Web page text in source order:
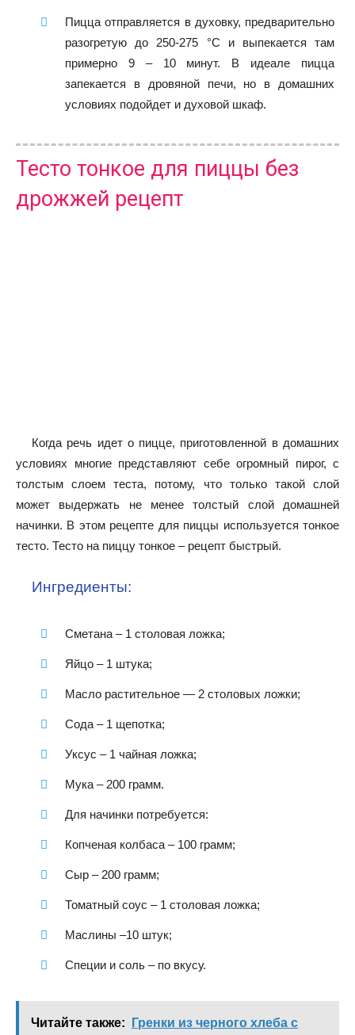
Пицца отправляется в духовку, предварительно
разогретую до 250-275 °C и выпекается там
примерно 9 – 10 минут. В идеале пицца
запекается в дровяной печи, но в домашних
условиях подойдет и духовой шкаф.
Тесто тонкое для пиццы без
дрожжей рецепт
Когда речь идет о пицце, приготовленной в домашних
условиях многие представляют себе огромный пирог, с
толстым слоем теста, потому, что только такой слой
может выдержать не менее толстый слой домашней
начинки. В этом рецепте для пиццы используется тонкое
тесто. Тесто на пиццу тонкое – рецепт быстрый.
Ингредиенты:
Сметана – 1 столовая ложка;
Яйцо – 1 штука;
Масло растительное — 2 столовых ложки;
Сода – 1 щепотка;
Уксус – 1 чайная ложка;
Мука – 200 грамм.
Для начинки потребуется:
Копченая колбаса – 100 грамм;
Сыр – 200 грамм;
Томатный соус – 1 столовая ложка;
Маслины –10 штук;
Специи и соль – по вкусу.
Читайте также:
Гренки из черного хлеба с